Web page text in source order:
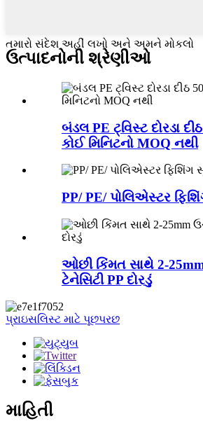
તમારો સંદેશ અહીં લખો અને અમને મોકલો
ઉત્પાદનોની શ્રેણીઓ
બંડલ PE ટ્વિસ્ટ દોરડા
કોઈ મિનિટનો MOQ નથી
PP/ PE/ પોલિએસ્ટર
ઓછી કિંમત સાથે 2-
ટેનેસિટી PP દોરડું
પ્રાઇસલિસ્ટ માટે પૂછપરછ
માહિતી